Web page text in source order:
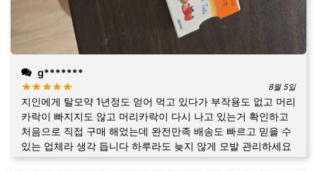
g*******
8월 5일
지인에게 탈모약 1년정도 얻어 먹고 있다가 부작용도 없고 머리
카락이 빠지지도 않고 머리카락이 다시 나고 있는거 확인하고
처음으로 직접 구매 해었는데 완전만족 배송도 빠르고 믿을 수
있는 업체라 생각 듭니다 하루라도 늦지 않게 모발 관리하세요